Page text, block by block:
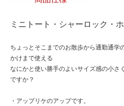
ミニトート・シャーロック・
ちょっとそこまでのお散歩から通勤通学
かけまで使える
なにかと使い勝手のよいサイズ感の小さ
ですか？
・アップリケのアップです。